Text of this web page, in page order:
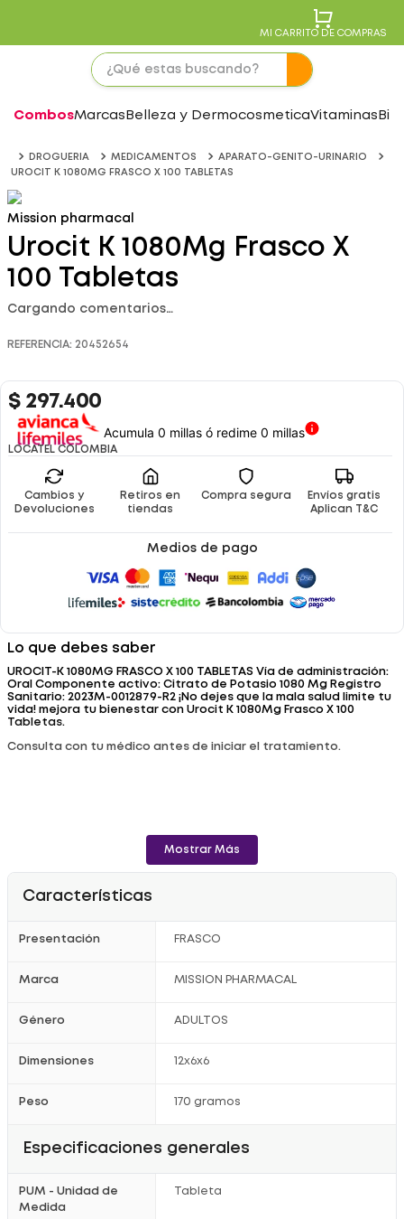
MI CARRITO DE COMPRAS
CombosMarcas Belleza y DermocosmeticaVitaminas
DROGUERIA MEDICAMENTOS
APARATO-GENITO-URINARIO
UROCIT K 1080MG FRASCO X 100 TABLETAS
Mission pharmacal
Urocit K 1080Mg Frasco X
100 Tabletas
Cargando comentarios…
REFERENCIA: 20452654
$ 297.400
Acumula 0 millas ó redime 0 millas
LOCATEL COLOMBIA
Cambios y
Devoluciones
Retiros en
tiendas
Compra segura
Envíos gratis
Aplican T&C
Medios de pago
Lo que debes saber
UROCIT-K 1080MG FRASCO X 100 TABLETAS Vía de administración:
Oral Componente activo: Citrato de Potasio 1080 Mg Registro
Sanitario: 2023M-0012879-R2 ¡No dejes que la mala salud limite tu
vida! mejora tu bienestar con Urocit K 1080Mg Frasco X 100
Tabletas.
Consulta con tu médico antes de iniciar el tratamiento.
Mostrar Más
Características
Presentación FRASCO
Marca MISSION PHARMACAL
Género ADULTOS
Dimensiones 12x6x6
Peso 170 gramos
Especificaciones generales
PUM - Unidad de
Medida
Tableta